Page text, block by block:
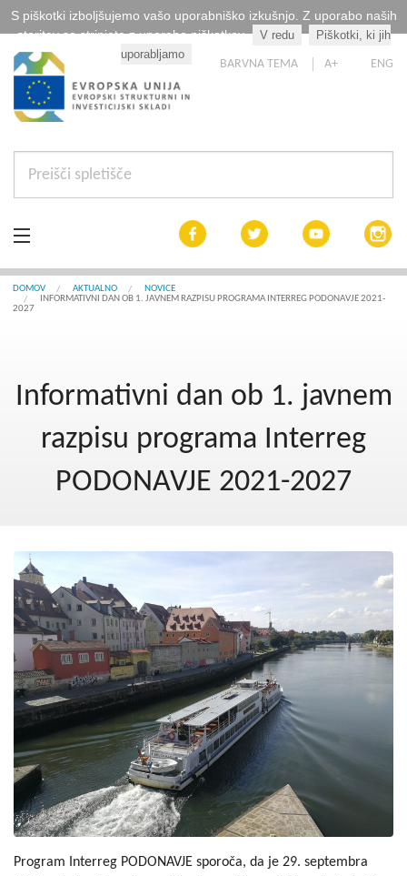
S piškotki izboljšujemo vašo uporabniško izkušnjo. Z uporabo naših
storitev se strinjate z uporabo piškotkov.
V redu
Piškotki, ki jih
uporabljamo
BARVNA TEMA A+ ENG
Aktualno
Kohezija do 2020
Po 2020
Seznam projektov
DOMOV AKTUALNO
NOVICE
INFORMATIVNI DAN OB 1. JAVNEM RAZPISU PROGRAMA INTERREG PODONAVJE 2021-
2027
Informativni dan ob 1. javnem
razpisu programa Interreg
PODONAVJE 2021-2027
Program Interreg PODONAVJE sporoča, da je 29. septembra